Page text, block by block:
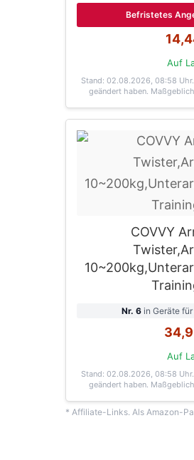
Befristetes
Auf
Stand: 02.08.2026, 08:58 Uhr
geändert haben.
COVVY
Nr. 6in Geräte für
Auf
Stand: 02.08.2026, 08:58 Uhr
geändert haben.
* Affiliate-Links. Als Amazon-